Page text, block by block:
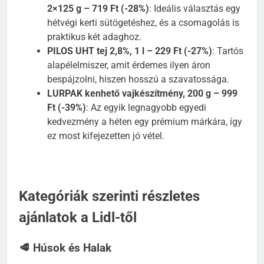
KOMETA friss sertés-marha hamburgerhús,
2×125 g – 719 Ft (-28%): Ideális választás egy
hétvégi kerti sütögetéshez, és a csomagolás is
praktikus két adaghoz.
PILOS UHT tej 2,8%, 1 l – 229 Ft (-27%)
alapélelmiszer, amit érdemes ilyen áron
bespájzolni, hiszen hosszú a szavatossága.
LURPAK kenhető vajkészítmény, 200 g – 999
Ft (-39%): Az egyik legnagyobb egyedi
kedvezmény a héten egy prémium márkára, így
Kategóriák szerinti részletes
ajánlatok a Lidl-től